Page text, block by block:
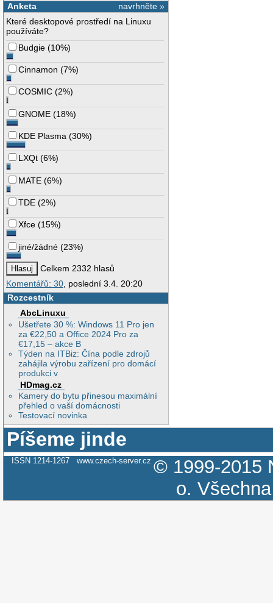
navrhněte »
Anketa
Které desktopové prostředí na Linuxu
používáte?
Budgie (10%)
Cinnamon (7%)
COSMIC (2%)
GNOME (18%)
KDE Plasma (30%)
LXQt (6%)
MATE (6%)
TDE (2%)
Xfce (15%)
jiné/žádné (23%)
Celkem 2332 hlasů
Komentářů: 30, poslední 3.4. 20:20
Rozcestník
AbcLinuxu
Ušetřete 30 %: Windows 11 Pro jen
za €22,50 a Office 2024 Pro za
€17,15 – akce B
Týden na ITBiz: Čína podle zdrojů
zahájila výrobu zařízení pro domácí
produkci v
HDmag.cz
Kamery do bytu přinesou maximální
přehled o vaší domácnosti
Testovací novinka
Píšeme jinde
ISSN 1214-1267 www.czech-server.cz © 1999-2015
o.